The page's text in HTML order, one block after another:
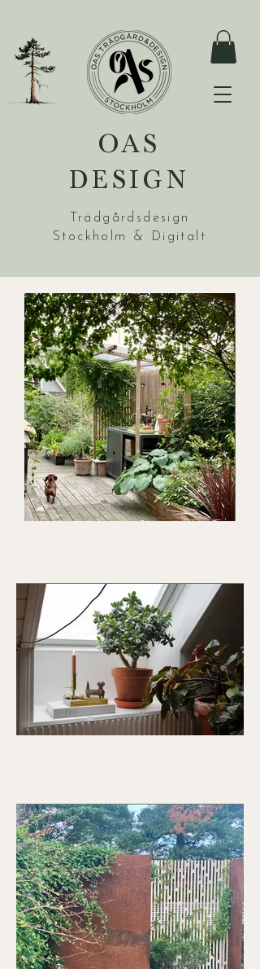
OAS
DESIGN
Trädgårdsdesign
Stockholm & Digitalt